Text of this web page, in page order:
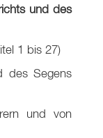
und des
1 bis 27)
des Segens
und von